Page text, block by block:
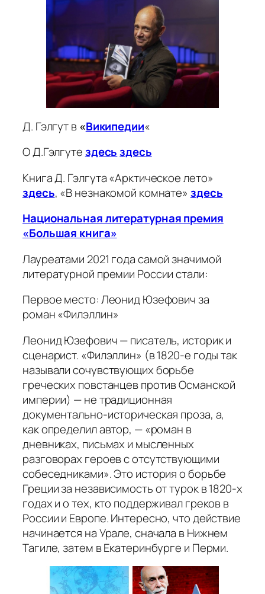
Д. Гэлгут в«Википедии«
О Д.Гэлгутездесь здесь
Книга Д. Гэлгута «Арктическое лето»
здесь, «В незнакомой комнате» здесь
Национальная литературная премия
«Большая книга»
Лауреатами 2021 года самой значимой
литературной премии России стали:
Первое место: Леонид Юзефович за
роман «Филэллин»
Леонид Юзефович — писатель, историк и
сценарист. «Филэллин» (в 1820-е годы так
называли сочувствующих борьбе
греческих повстанцев против Османской
империи) — не традиционная
документально-историческая проза, а,
как определил автор, — «роман в
дневниках, письмах и мысленных
разговорах героев с отсутствующими
собеседниками». Это история о борьбе
Греции за независимость от турок в 1820-х
годах и о тех, кто поддерживал греков в
России и Европе. Интересно, что действие
начинается на Урале, сначала в Нижнем
Тагиле, затем в Екатеринбурге и Перми.